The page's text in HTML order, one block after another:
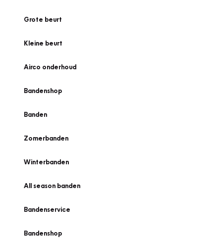
Grote beurt
Kleine beurt
Airco onderhoud
Bandenshop
Banden
Zomerbanden
Winterbanden
All season banden
Bandenservice
Bandenshop